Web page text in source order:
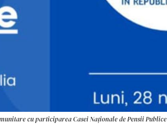
cu participarea Casei Naționale de Pensii Publice